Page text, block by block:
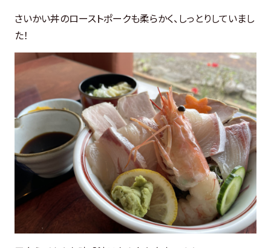
さいかい丼のローストポークも柔らかく、しっとりしていまし
た！